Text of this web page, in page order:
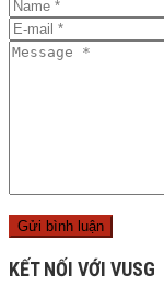
KẾT NỐI VỚI VUSG